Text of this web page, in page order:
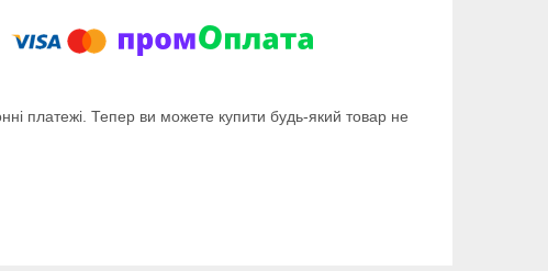
платежі. Тепер ви можете купити будь-який товар не